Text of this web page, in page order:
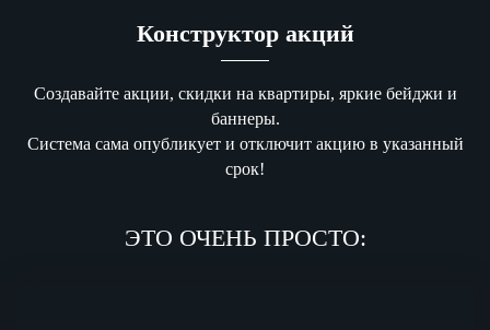
Конструктор акций
Создавайте акции, скидки на квартиры, яркие бейджи и
баннеры.
Система сама опубликует и отключит акцию в указанный
срок!
ЭТО ОЧЕНЬ ПРОСТО: